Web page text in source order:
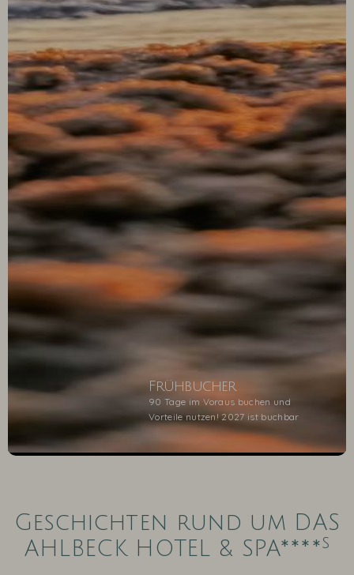
Frühbucher
90 Tage im Voraus buchen und
Vorteile nutzen! 2027 ist buchbar
Geschichten rund um DAS
AHLBECK HOTEL & SPA****s